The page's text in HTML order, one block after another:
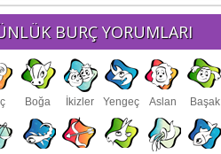
BURÇ YORUMLARI
Boğa İkizler Yengeç Aslan Başak